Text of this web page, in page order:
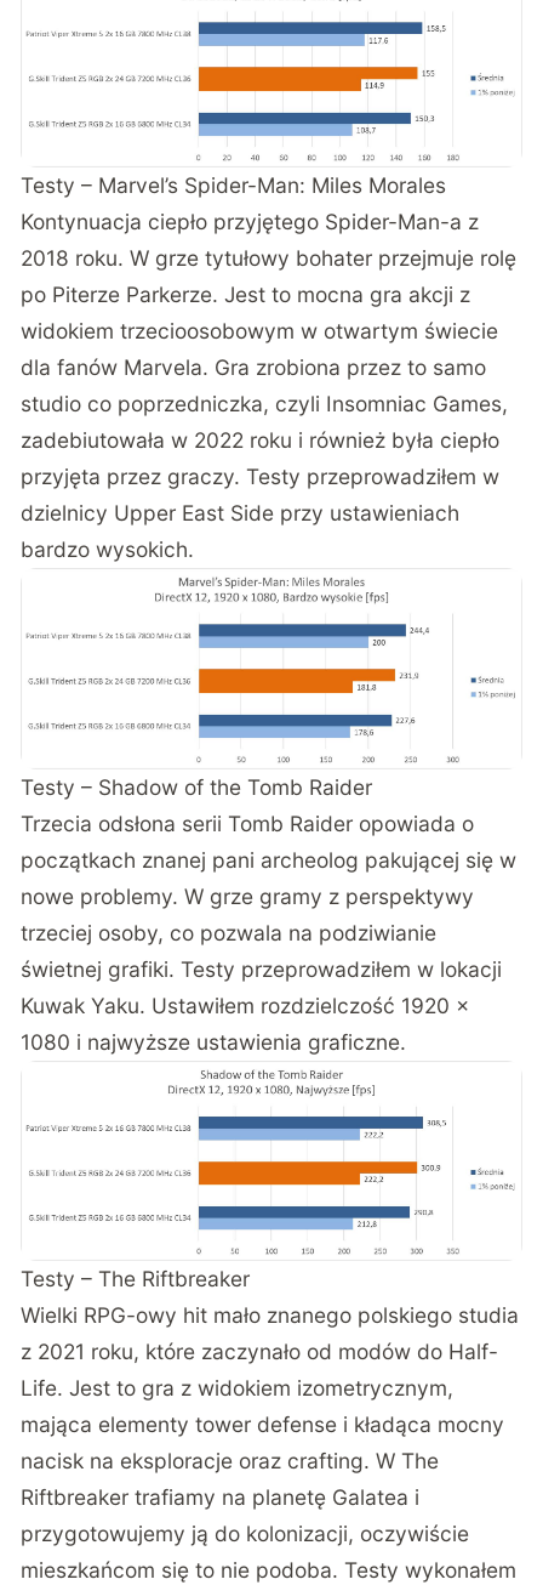
Testy – Marvel’s Spider-Man: Miles Morales
Kontynuacja ciepło przyjętego Spider-Man-a z
2018 roku. W grze tytułowy bohater przejmuje rolę
po Piterze Parkerze. Jest to mocna gra akcji z
widokiem trzecioosobowym w otwartym świecie
dla fanów Marvela. Gra zrobiona przez to samo
studio co poprzedniczka, czyli Insomniac Games,
zadebiutowała w 2022 roku i również była ciepło
przyjęta przez graczy. Testy przeprowadziłem w
dzielnicy Upper East Side przy ustawieniach
bardzo wysokich.
Testy – Shadow of the Tomb Raider
Trzecia odsłona serii Tomb Raider opowiada o
początkach znanej pani archeolog pakującej się w
nowe problemy. W grze gramy z perspektywy
trzeciej osoby, co pozwala na podziwianie
świetnej grafiki. Testy przeprowadziłem w lokacji
Kuwak Yaku. Ustawiłem rozdzielczość 1920 x
1080 i najwyższe ustawienia graficzne.
Testy – The Riftbreaker
Wielki RPG-owy hit mało znanego polskiego studia
z 2021 roku, które zaczynało od modów do Half-
Life. Jest to gra z widokiem izometrycznym,
mająca elementy tower defense i kładąca mocny
nacisk na eksploracje oraz crafting. W The
Riftbreaker trafiamy na planetę Galatea i
przygotowujemy ją do kolonizacji, oczywiście
mieszkańcom się to nie podoba. Testy wykonałem